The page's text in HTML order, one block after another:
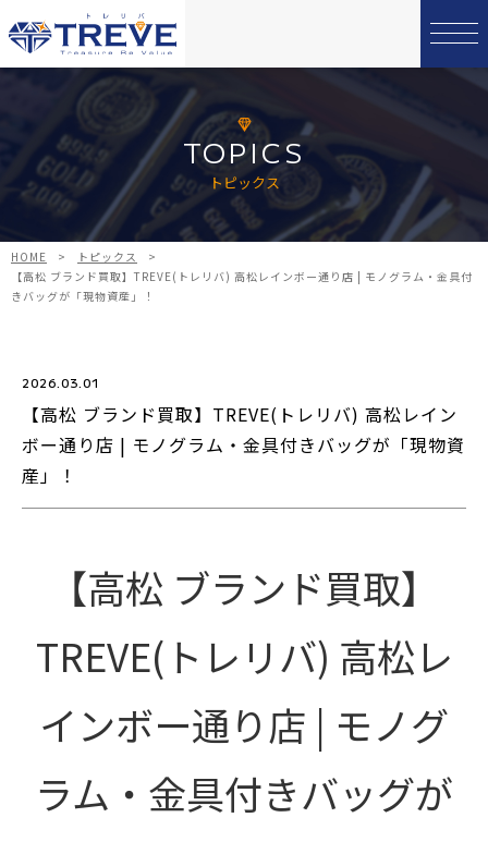
TOPICS
トピックス
HOME > トピックス
>
【高松 ブランド買取】TREVE(トレリバ) 高松レインボー通り店 | モノグラム・金具付
きバッグが「現物資産」！
【高松 ブランド買取】TREVE(トレリバ) 高松レイン
ボー通り店 | モノグラム・金具付きバッグが「現物資
産」！
2026.03.01
【高松 ブランド買取】
TREVE(トレリバ) 高松レ
インボー通り店 | モノグ
ラム・金具付きバッグが